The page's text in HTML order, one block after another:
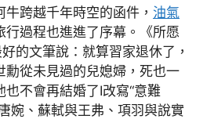
跨越千年時空的函件， 油氣
行過程也進進了序幕。《所愿
的文筆說：就算習家退休了，
勳從未見過的兒媳婦，死也一
不會再結婚了I改寫“意難
婉、蘇軾與王弗、項羽與說實